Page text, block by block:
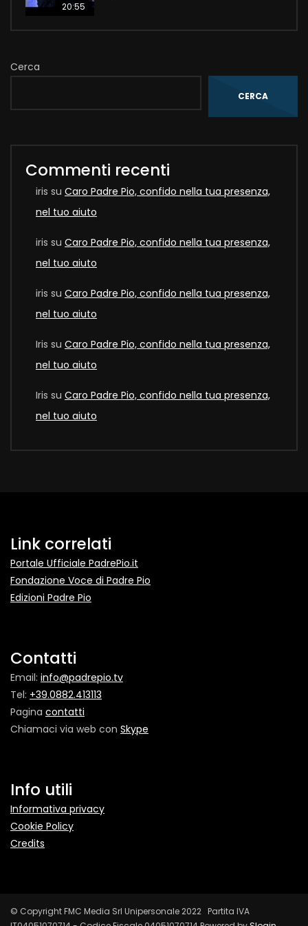
20:55
Cerca
CERCA
Commenti recenti
iris su Caro Padre Pio, confido nella tua presenza,
nel tuo aiuto
iris su Caro Padre Pio, confido nella tua presenza,
nel tuo aiuto
iris su Caro Padre Pio, confido nella tua presenza,
nel tuo aiuto
Iris su Caro Padre Pio, confido nella tua presenza,
nel tuo aiuto
Iris su Caro Padre Pio, confido nella tua presenza,
nel tuo aiuto
Link correlati
Portale Ufficiale PadrePio.it
Fondazione Voce di Padre Pio
Edizioni Padre Pio
Contatti
Email: info@padrepio.tv
Tel: +39.0882.413113
Pagina contatti
Chiamaci via web con Skype
Info utili
Informativa privacy
Cookie Policy
Credits
© Copyright FMC Media Srl Unipersonale 2022 Partita IVA